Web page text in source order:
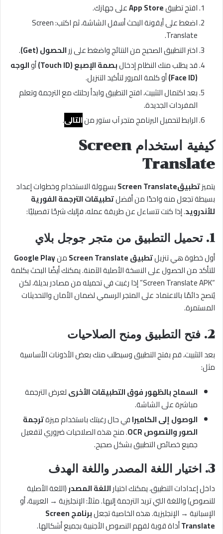
افتح تطبيقApp Storeعلى جهازك.
اضغط على أيقونة البحث أسفل الشاشة، ثم اكتب: Screen
Translate.
اختر التطبيق الصحيح من النتائج واضغط على زرالحصول (Get)
.
قد يطلب منك النظام إدخالبصمة الإصبع (Touch ID) أوالوجه
(Face ID)
أو كلمة المرور لتأكيد التنزيل.
بعد اكتمال التثبيت، افتح التطبيق وابدأ رحلتك مع الترجمة وتعلم
المفردات الجديدة.
الرابط لتحميل البرنامج متجر آب ستور منالتالى.
كيفية استخدام Screen
Translate
يتميزتطبيقScreen Translate
بسهولة الاستخدام وخطوات إعداد
بسيطة تجعل منه واحدًا من أفضلتطبيقات الترجمة الفورية
للأندرويد. إذا كنت تتساءل عن طريقة عمله، فإليك شرحًا تفصيليًا:
1. تحميل التطبيق من متجر جوجل بلاي
أول خطوة هي تنزيلتطبيق Screen Translate منGoogle Play
للتأكد من الحصول على النسخة الأصلية الآمنة. يمكنك أيضًا البحث بكلمة
“Screen Translate APK” إذا رغبت في تحميله من مصادر بديلة، لكن
يُنصح دائمًا بالاعتماد على المتجر الرسمي لضمان الأمان والتحديثات
المستمرة.
2. فتح التطبيق ومنح الصلاحيات
بعد التثبيت، قم بفتح التطبيق وسيطلب منك بعض الأذونات الأساسية
مثل:
السماح بالظهور فوق التطبيقات الأخرىلعرض الترجمة
مباشرة على الشاشة.
الوصول إلى الكاميرافي حال رغبتك باستخدام ميزةترجمة
الصور والنصوص OCR
. منح هذه الصلاحيات ضروري لتفعيل
جميع خصائص التطبيق بشكل صحيح.
3. اختيار اللغة المصدر واللغة الهدف
داخل إعدادات التطبيق، يمكنك اختياراللغة المصدر(اللغة الأصلية
للنصوص) واللغة التي تريد الترجمة إليها. مثلاً: الإنجليزية → العربية، أو
الإسبانية → الإنجليزية. هذه الخاصية تجعل
برنامج Screen
Translateأداة قوية لفهم النصوص الأجنبية بجميع أشكالها.